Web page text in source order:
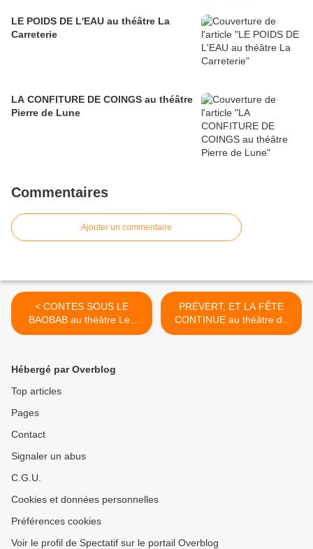
LE POIDS DE L'EAU au théâtre La
Carreterie
LA CONFITURE DE COINGS au théâtre
Pierre de Lune
Commentaires
Ajouter un commentaire
< CONTES SOUS LE
BAOBAB au théâtre Les
Corps Saints
PRÉVERT, ET LA FÊTE
CONTINUE au théâtre de
l’Arrache-Coeur >
Hébergé par Overblog
Top articles
Pages
Contact
Signaler un abus
C.G.U.
Cookies et données personnelles
Préférences cookies
Voir le profil de Spectatif sur le portail Overblog